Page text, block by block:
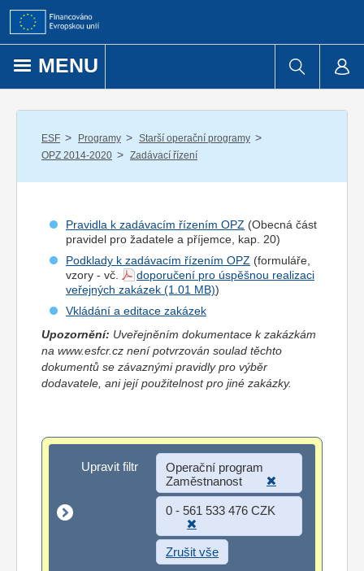
Přejít k obsahu
MENU
ESF / Programy / Starší operační programy /
OPZ 2014-2020 / Zadávací řízení
Pravidla k zadávacím řízením OPZ (Obecná část
pravidel pro žadatele a příjemce , kap. 20)
Podklady k zadávacím řízením OPZ (formuláře,
vzory - vč.
doporučení pro úspěšnou realizaci
veřejných zakázek
)
Vkládání a editace zakázek
Upozornění: Uveřejněním dokumentace k zakázkám
na www.esfcr.cz není potvrzován soulad těchto
dokumentů se závaznými pravidly pro výběr
dodavatele, ani její použitelnost pro jiné zakázky.
Upravit filtr
Upravit filtr
Operační program
Zaměstnanost
0 - 561 533 476 CZK
Zrušit vše